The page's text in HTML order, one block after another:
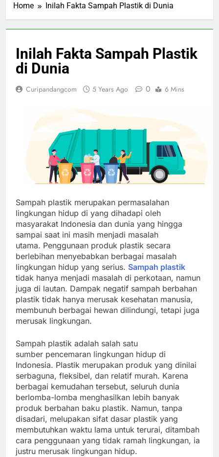
Home Inilah Fakta Sampah Plastik di Dunia
Inilah Fakta Sampah Plastik
di Dunia
Curipandangcom 5 Years Ago 0 6 Mins
Sampah plastik merupakan permasalahan
lingkungan hidup di yang dihadapi oleh
masyarakat Indonesia dan dunia yang hingga
sampai saat ini masih menjadi masalah
utama. Penggunaan produk plastik secara
berlebihan menyebabkan berbagai masalah
lingkungan hidup yang serius. Sampah plastik
tidak hanya menjadi masalah di perkotaan, namun
juga di lautan. Dampak negatif sampah berbahan
plastik tidak hanya merusak kesehatan manusia,
membunuh berbagai hewan dilindungi, tetapi juga
merusak lingkungan.
Sampah plastik adalah salah satu
sumber pencemaran lingkungan hidup di
Indonesia. Plastik merupakan produk yang dinilai
serbaguna, fleksibel, dan relatif murah. Karena
berbagai kemudahan tersebut, seluruh dunia
berlomba-lomba menghasilkan lebih banyak
produk berbahan baku plastik. Namun, tanpa
disadari, melupakan sifat dasar plastik yang
membutuhkan waktu lama untuk terurai, ditambah
cara penggunaan yang tidak ramah lingkungan, ia
justru merusak lingkungan hidup.